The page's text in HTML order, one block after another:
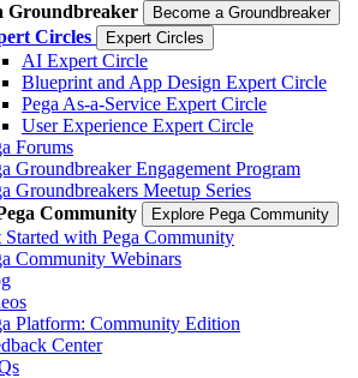
Groundbreaker Become a Groundbreaker
Circles Expert Circles
AI Expert Circle
Blueprint and App Design Expert Circle
Pega As-a-Service Expert Circle
User Experience Expert Circle
Forums
Groundbreaker Engagement Program
Groundbreakers Meetup Series
Community
Explore Pega Community
Started with Pega Community
Community Webinars
Platform: Community Edition
Center